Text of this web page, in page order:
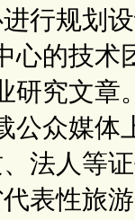
行规划
心的技术
研究文章
公众媒体
法人等
表性旅